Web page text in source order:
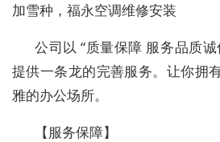
加雪种，福永空调维修安装
公司以 “质量保障 服务品质
提供一条龙的完善服务。让你拥
雅的办公场所。
【服务保障】